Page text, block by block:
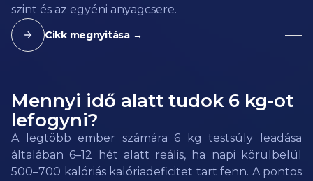
szint és az egyéni anyagcsere.
Cikk megnyitása →
Mennyi idő alatt tudok 6 kg-ot
lefogyni?
A legtöbb ember számára 6 kg testsúly leadása
általában 6–12 hét alatt reális, ha napi körülbelül
500–700 kalóriás kalóriadeficitet tart fenn. A pontos